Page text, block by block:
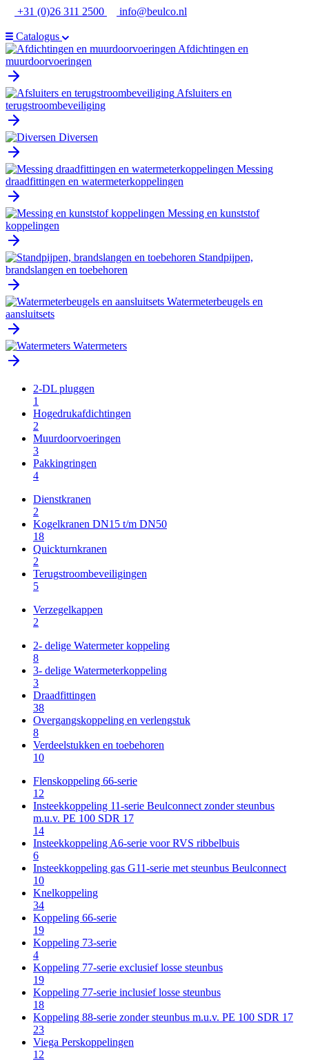
Ga
de
inhoud
+31 (0)26 311 2500 info@beulco.nl
Catalogus
Afdichtingen en
muurdoorvoeringen
Afsluiters en
terugstroombeveiliging
Diversen
Messing
draadfittingen en watermeterkoppelingen
Messing en kunststof
koppelingen
Standpijpen,
brandslangen en toebehoren
Watermeterbeugels en
aansluitsets
Watermeters
2-DL pluggen
1
Hogedrukafdichtingen
2
Muurdoorvoeringen
3
Pakkingringen
4
Dienstkranen
2
Kogelkranen DN15 t/m DN50
18
Quickturnkranen
2
Terugstroombeveiligingen
5
Verzegelkappen
2
2- delige Watermeter koppeling
8
3- delige Watermeterkoppeling
3
Draadfittingen
38
Overgangskoppeling en verlengstuk
8
Verdeelstukken en toebehoren
10
Flenskoppeling 66-serie
12
Insteekkoppeling 11-serie Beulconnect zonder steunbus
m.u.v. PE 100 SDR 17
14
Insteekkoppeling A6-serie voor RVS ribbelbuis
6
Insteekkoppeling gas G11-serie met steunbus Beulconnect
10
Knelkoppeling
34
Koppeling 66-serie
19
Koppeling 73-serie
4
Koppeling 77-serie exclusief losse steunbus
19
Koppeling 77-serie inclusief losse steunbus
18
Koppeling 88-serie zonder steunbus m.u.v. PE 100 SDR 17
23
Viega Perskoppelingen
12